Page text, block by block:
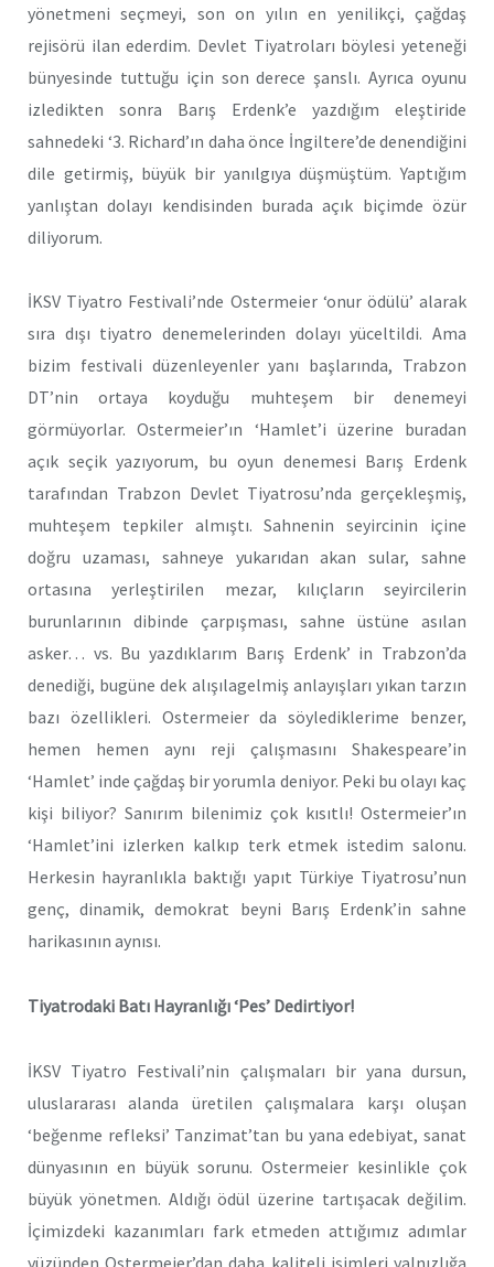
yönetmeni seçmeyi, son on yılın en yenilikçi, çağdaş
rejisörü ilan ederdim. Devlet Tiyatroları böylesi yeteneği
bünyesinde tuttuğu için son derece şanslı. Ayrıca oyunu
izledikten sonra Barış Erdenk’e yazdığım eleştiride
sahnedeki ‘3. Richard’ın daha önce İngiltere’de denendiğini
dile getirmiş, büyük bir yanılgıya düşmüştüm. Yaptığım
yanlıştan dolayı kendisinden burada açık biçimde özür
diliyorum.
İKSV Tiyatro Festivali’nde Ostermeier ‘onur ödülü’ alarak
sıra dışı tiyatro denemelerinden dolayı yüceltildi. Ama
bizim festivali düzenleyenler yanı başlarında, Trabzon
DT’nin ortaya koyduğu muhteşem bir denemeyi
görmüyorlar. Ostermeier’ın ‘Hamlet’i üzerine buradan
açık seçik yazıyorum, bu oyun denemesi Barış Erdenk
tarafından Trabzon Devlet Tiyatrosu’nda gerçekleşmiş,
muhteşem tepkiler almıştı. Sahnenin seyircinin içine
doğru uzaması, sahneye yukarıdan akan sular, sahne
ortasına yerleştirilen mezar, kılıçların seyircilerin
burunlarının dibinde çarpışması, sahne üstüne asılan
asker… vs. Bu yazdıklarım Barış Erdenk’ in Trabzon’da
denediği, bugüne dek alışılagelmiş anlayışları yıkan tarzın
bazı özellikleri. Ostermeier da söylediklerime benzer,
hemen hemen aynı reji çalışmasını Shakespeare’in
‘Hamlet’ inde çağdaş bir yorumla deniyor. Peki bu olayı kaç
kişi biliyor? Sanırım bilenimiz çok kısıtlı! Ostermeier’ın
‘Hamlet’ini izlerken kalkıp terk etmek istedim salonu.
Herkesin hayranlıkla baktığı yapıt Türkiye Tiyatrosu’nun
genç, dinamik, demokrat beyni Barış Erdenk’in sahne
harikasının aynısı.
Tiyatrodaki Batı Hayranlığı ‘Pes’ Dedirtiyor!
İKSV Tiyatro Festivali’nin çalışmaları bir yana dursun,
uluslararası alanda üretilen çalışmalara karşı oluşan
‘beğenme refleksi’ Tanzimat’tan bu yana edebiyat, sanat
dünyasının en büyük sorunu. Ostermeier kesinlikle çok
büyük yönetmen. Aldığı ödül üzerine tartışacak değilim.
İçimizdeki kazanımları fark etmeden attığımız adımlar
yüzünden Ostermeier’dan daha kaliteli isimleri yalnızlığa